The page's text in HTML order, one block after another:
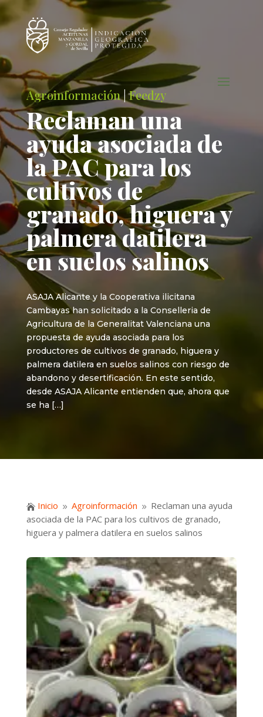
Agroinformación|Feedzy
Reclaman una
ayuda asociada de
la PAC para los
cultivos de
granado, higuera y
palmera datilera
en suelos salinos
ASAJA Alicante y la Cooperativa ilicitana
Cambayas han solicitado a la Conselleria de
Agricultura de la Generalitat Valenciana una
propuesta de ayuda asociada para los
productores de cultivos de granado, higuera y
palmera datilera en suelos salinos con riesgo de
abandono y desertificación. En este sentido,
desde ASAJA Alicante entienden que, ahora que
se ha […]
 Inicio 9 Agroinformación 9 Reclaman una ayuda
asociada de la PAC para los cultivos de granado,
higuera y palmera datilera en suelos salinos